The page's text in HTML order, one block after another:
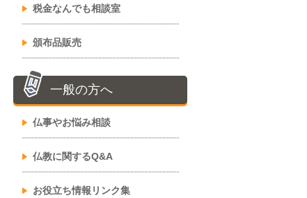
税金なんでも相談室
頒布品販売
一般の方へ
仏事やお悩み相談
仏教に関するQ&A
お役立ち情報リンク集